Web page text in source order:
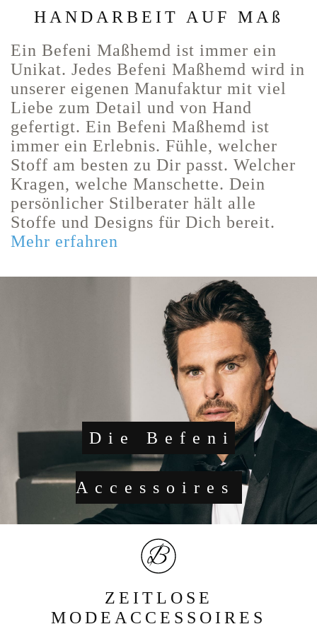
HANDARBEIT AUF MAß
Ein Befeni Maßhemd ist immer ein
Unikat. Jedes Befeni Maßhemd wird in
unserer eigenen Manufaktur mit viel
Liebe zum Detail und von Hand
gefertigt. Ein Befeni Maßhemd ist
immer ein Erlebnis. Fühle, welcher
Stoff am besten zu Dir passt. Welcher
Kragen, welche Manschette. Dein
persönlicher Stilberater hält alle
Stoffe und Designs für Dich bereit.
Mehr erfahren
Die Befeni
Accessoires
ZEITLOSE
MODEACCESSOIRES